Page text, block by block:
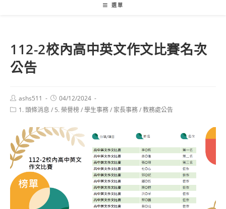
選單
112-2校內高中英文作文比賽名次
公告
Post
author:
ashs511
Post
published:
04/12/2024
Post1. 頭條消息 / 5. 榮譽榜/學生事務/ 家長事務/教務處公告